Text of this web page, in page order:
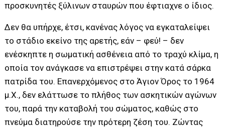
προσκυνητές ξύλινων σταυρών που έφτιαχνε ο ίδιος.
Δεν θα υπήρχε, έτσι, κανένας λόγος να εγκαταλείψει
το στάδιο εκείνο της αρετής, εάν – φεύ! – δεν
ενέσκηπτε η σωματική ασθένεια από το τραχύ κλίμα, η
οποία τον ανάγκασε να επιστρέψει στην κατά σάρκα
πατρίδα του. Επανερχόμενος στο Άγιον Όρος το 1964
μ.Χ., δεν ελάττωσε το πλήθος των ασκητικών αγώνων
του, παρά την καταβολή του σώματος, καθώς στο
πνεύμα διατηρούσε την πρότερη ζέση του. Ζώντας